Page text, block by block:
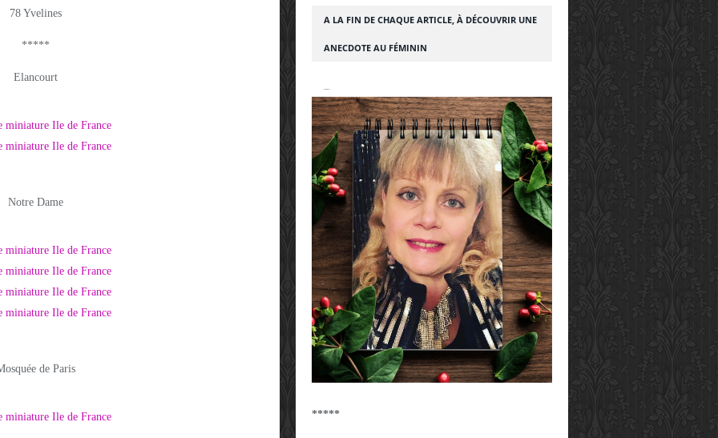
78 Yvelines
*****
Elancourt
Notre Dame
de Paris
A LA FIN DE CHAQUE ARTICLE, À DÉCOUVRIR UNE
ANECDOTE AU FÉMININ
*****